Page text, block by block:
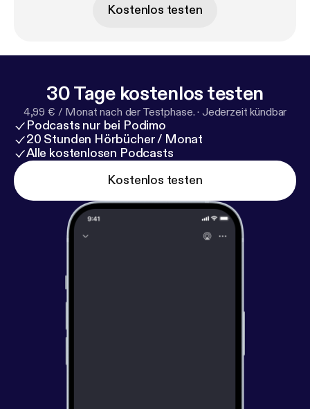
Kostenlos testen
30 Tage kostenlos testen
4,99 € / Monat nach der Testphase. · Jederzeit kündbar
Podcasts nur bei Podimo
20 Stunden Hörbücher / Monat
Alle kostenlosen Podcasts
Kostenlos testen